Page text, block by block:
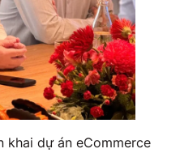
khai dự án eCommerce